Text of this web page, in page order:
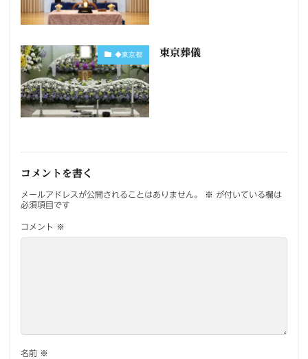
◆東京都 東京葬儀
コメントを書く
メールアドレスが公開されることはありません。 ※ が付いている欄は
必須項目です
コメント ※
名前 ※